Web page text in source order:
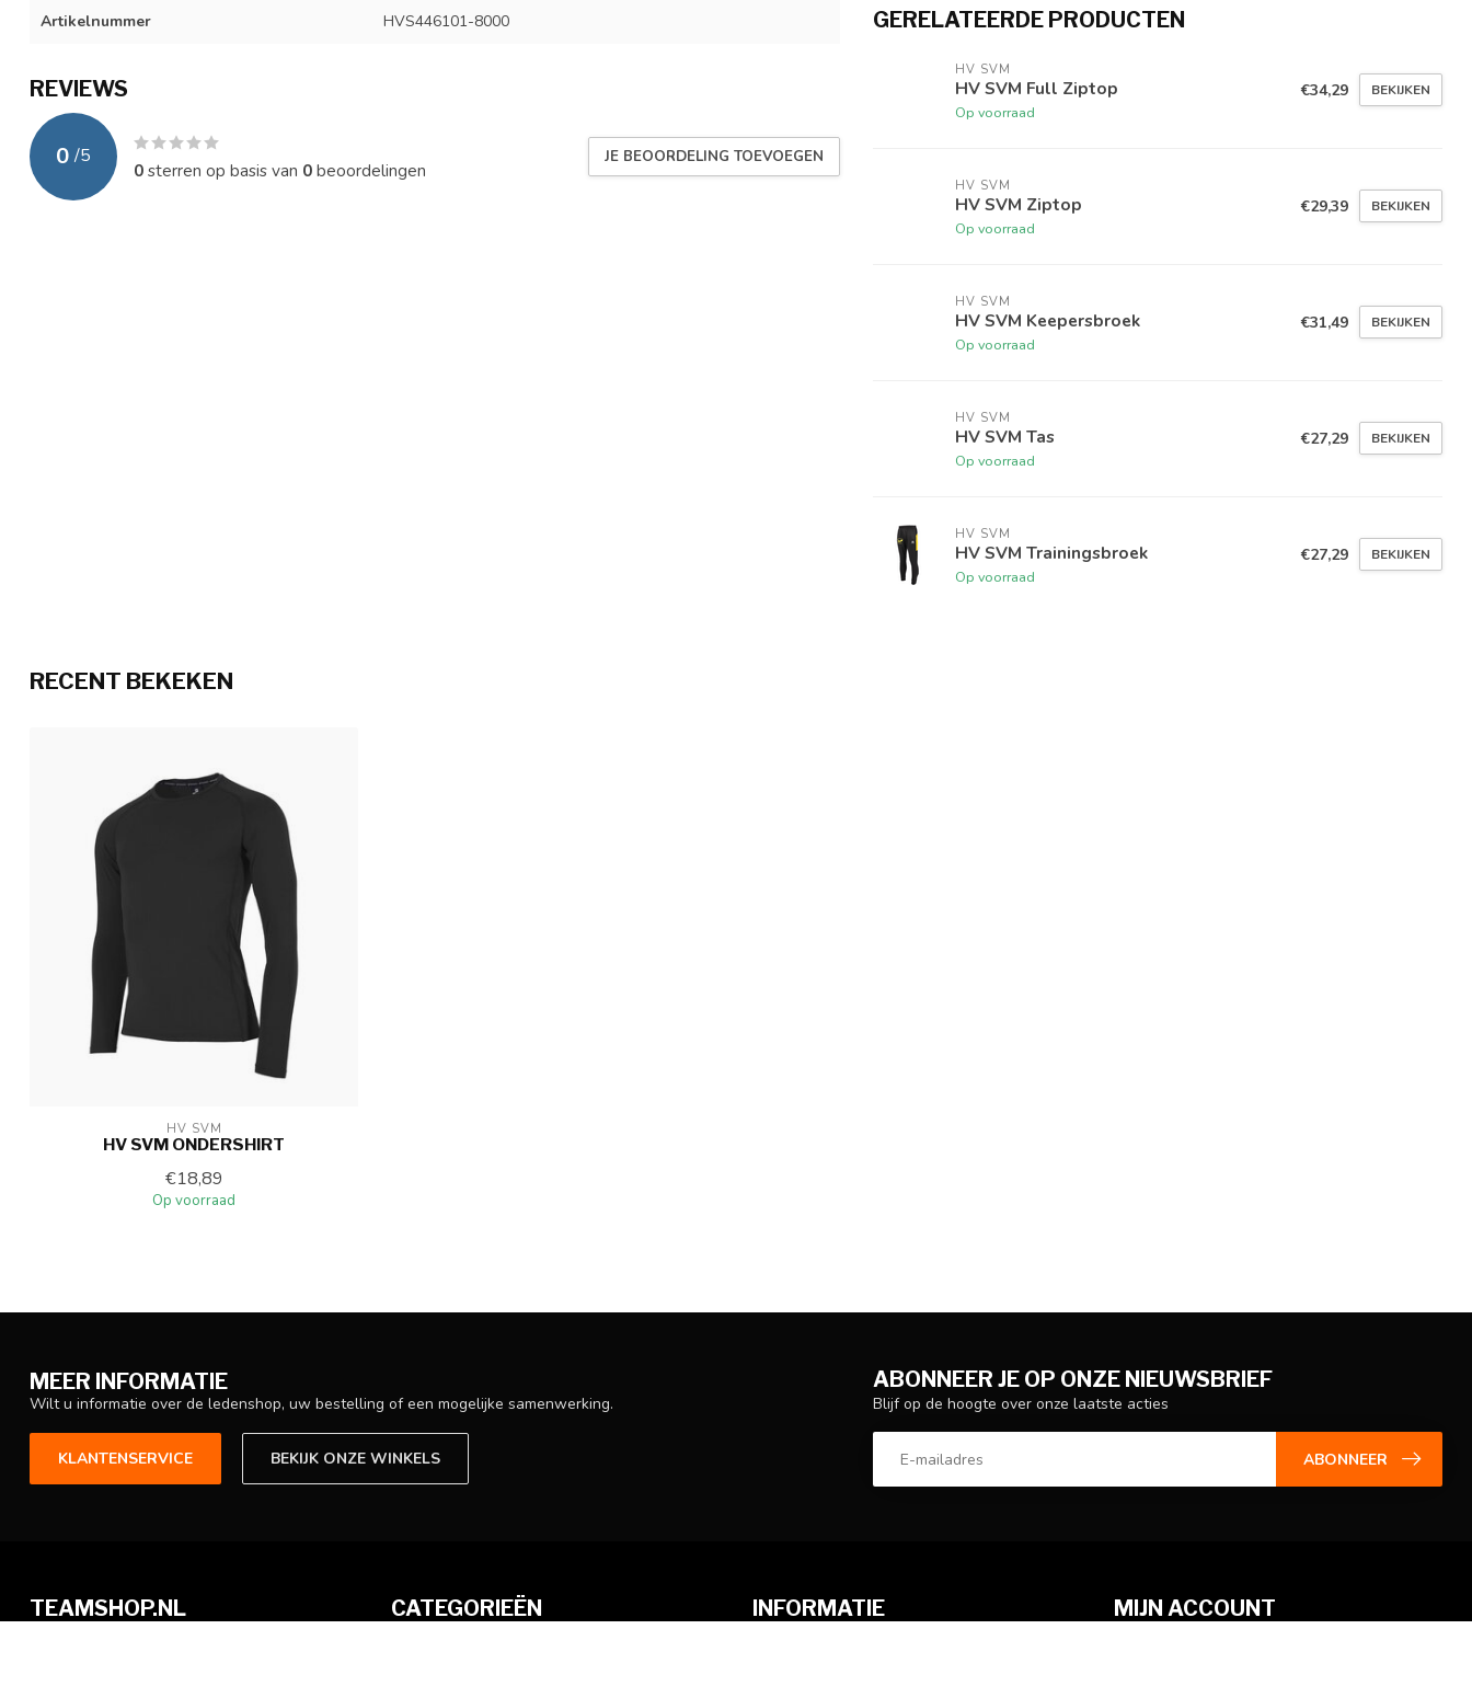
Artikelnummer HVS446101-8000
REVIEWS
0 /5
0sterren op basis van 0beoordelingen
JE BEOORDELING TOEVOEGEN
GERELATEERDE PRODUCTEN
HV SVM
HV SVM Full Ziptop
Op voorraad
€34,29 BEKIJKEN
HV SVM
HV SVM Ziptop
Op voorraad
€29,39 BEKIJKEN
HV SVM
HV SVM Keepersbroek
Op voorraad
€31,49 BEKIJKEN
HV SVM
HV SVM Tas
Op voorraad
€27,29 BEKIJKEN
HV SVM
HV SVM Trainingsbroek
Op voorraad
€27,29 BEKIJKEN
RECENT BEKEKEN
HV SVM
HV SVM ONDERSHIRT
€18,89
Op voorraad
MEER INFORMATIE
Wilt u informatie over de ledenshop, uw bestelling of een mogelijke samenwerking.
KLANTENSERVICE BEKIJK ONZE WINKELS
ABONNEER JE OP ONZE NIEUWSBRIEF
Blijf op de hoogte over onze laatste acties
ABONNEER
TEAMSHOP.NL CATEGORIEËN INFORMATIE MIJN ACCOUNT